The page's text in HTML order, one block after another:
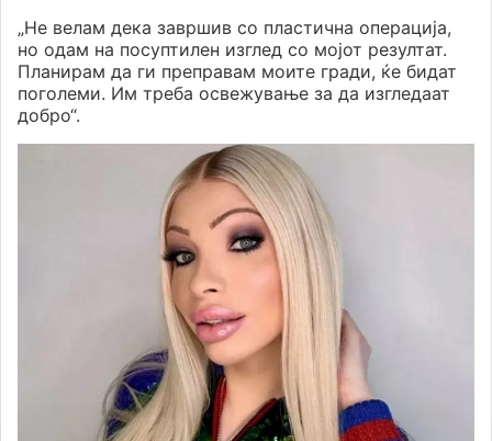
„Не велам дека завршив со пластична операција,
но одам на посуптилен изглед со мојот резултат.
Планирам да ги преправам моите гради, ќе бидат
поголеми. Им треба освежување за да изгледаат
добро“.